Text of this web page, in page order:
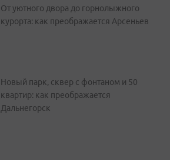
От уютного двора до горнолыжного
курорта: как преображается Арсеньев
Новый парк, сквер с фонтаном и 50
квартир: как преображается
Дальнегорск